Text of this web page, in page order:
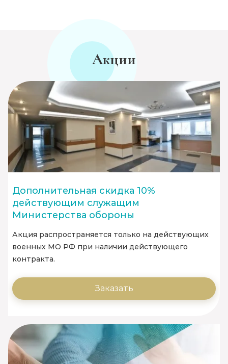
Акции
Дополнительная скидка 10%
действующим служащим
Министерства обороны
Акция распространяется только на действующих
военных МО РФ при наличии действующего
контракта.
Заказать